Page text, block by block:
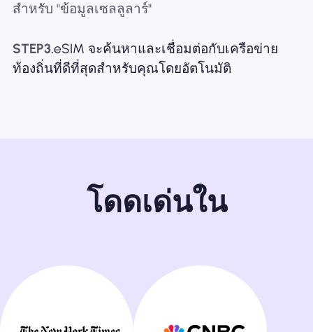
สำหรับ "ข้อมูลเซลลูลาร์"
STEP3.eSIM จะค้นหาและเชื่อมต่อกับเครือข่าย
ท้องถิ่นที่ดีที่สุดสำหรับคุณโดยอัตโนมัติ
โดดเด่นใน